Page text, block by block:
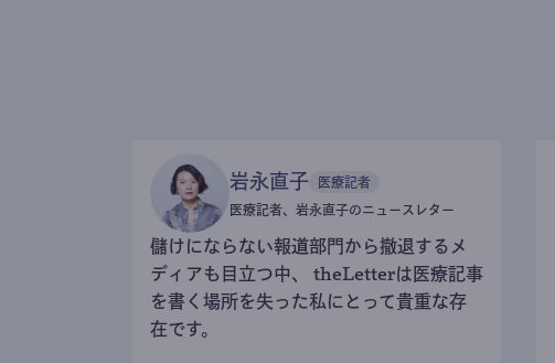
岩永直子 医療記者
医療記者、岩永直子のニュースレター
儲けにならない報道部門から撤退するメ
ディアも目立つ中、 theLetterは医療記事
を書く場所を失った私にとって貴重な存
在です。